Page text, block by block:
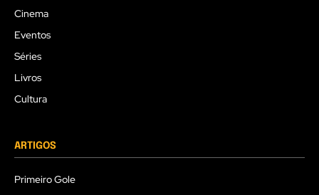
Cinema
Eventos
Séries
Livros
Cultura
ARTIGOS
Primeiro Gole